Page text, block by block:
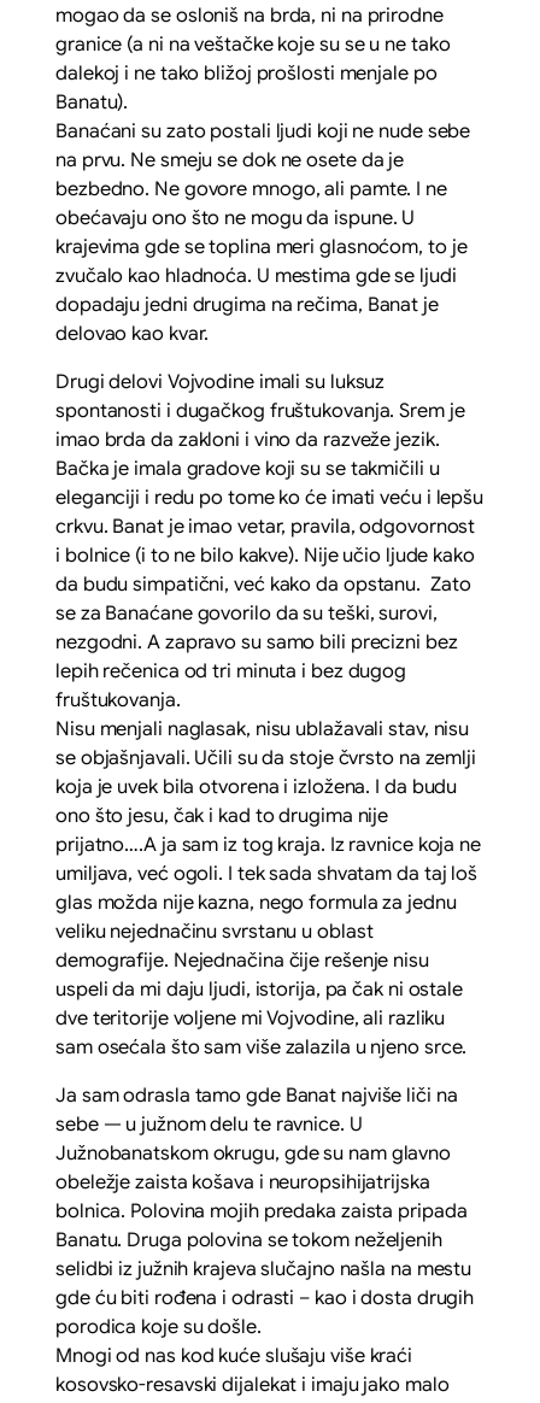
mogao da se osloniš na brda, ni na prirodne
granice (a ni na veštačke koje su se u ne tako
dalekoj i ne tako bližoj prošlosti menjale po
Banatu).
Banaćani su zato postali ljudi koji ne nude sebe
na prvu. Ne smeju se dok ne osete da je
bezbedno. Ne govore mnogo, ali pamte. I ne
obećavaju ono što ne mogu da ispune. U
krajevima gde se toplina meri glasnoćom, to je
zvučalo kao hladnoća. U mestima gde se ljudi
dopadaju jedni drugima na rečima, Banat je
delovao kao kvar.
Drugi delovi Vojvodine imali su luksuz
spontanosti i dugačkog fruštukovanja. Srem je
imao brda da zakloni i vino da razveže jezik.
Bačka je imala gradove koji su se takmičili u
eleganciji i redu po tome ko će imati veću i lepšu
crkvu. Banat je imao vetar, pravila, odgovornost
i bolnice (i to ne bilo kakve). Nije učio ljude kako
da budu simpatični, već kako da opstanu. Zato
se za Banaćane govorilo da su teški, surovi,
nezgodni. A zapravo su samo bili precizni bez
lepih rečenica od tri minuta i bez dugog
fruštukovanja.
Nisu menjali naglasak, nisu ublažavali stav, nisu
se objašnjavali. Učili su da stoje čvrsto na zemlji
koja je uvek bila otvorena i izložena. I da budu
ono što jesu, čak i kad to drugima nije
prijatno….A ja sam iz tog kraja. Iz ravnice koja ne
umiljava, već ogoli. I tek sada shvatam da taj loš
glas možda nije kazna, nego formula za jednu
veliku nejednačinu svrstanu u oblast
demografije. Nejednačina čije rešenje nisu
uspeli da mi daju ljudi, istorija, pa čak ni ostale
dve teritorije voljene mi Vojvodine, ali razliku
sam osećala što sam više zalazila u njeno srce.
Ja sam odrasla tamo gde Banat najviše liči na
sebe — u južnom delu te ravnice. U
Južnobanatskom okrugu, gde su nam glavno
obeležje zaista košava i neuropsihijatrijska
bolnica. Polovina mojih predaka zaista pripada
Banatu. Druga polovina se tokom neželjenih
selidbi iz južnih krajeva slučajno našla na mestu
gde ću biti rođena i odrasti – kao i dosta drugih
porodica koje su došle.
Mnogi od nas kod kuće slušaju više kraći
kosovsko-resavski dijalekat i imaju jako malo